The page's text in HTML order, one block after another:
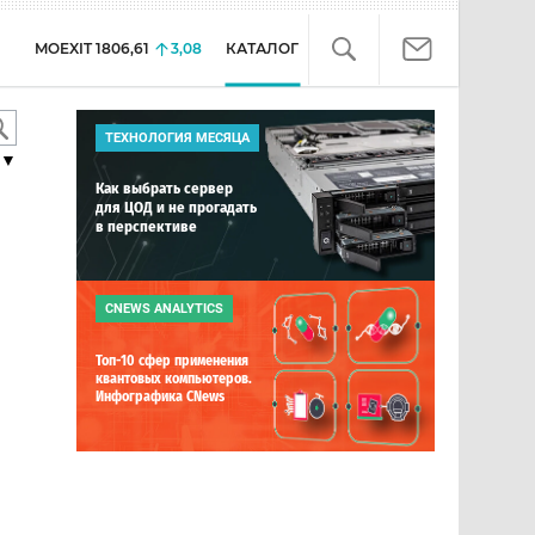
MOEXIT 1806,61 3,08 КАТАЛОГ
ТЕХНОЛОГИЯ МЕСЯЦА
Как выбрать сервер
для ЦОД и не прогадать
в перспективе
CNEWS ANALYTICS
Топ-10 сфер применения
квантовых компьютеров.
Инфографика CNews